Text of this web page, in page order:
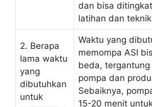
dan bisa
latihan dan
2. Berapa
lama waktu
yang
dibutuhkan
untuk
Waktu yang
memompa ASI
beda,
pompa dan
Sebaiknya,
15-20 menit